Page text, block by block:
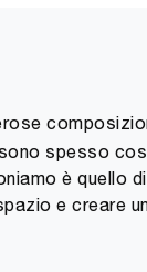
spesso
è quello
e creare